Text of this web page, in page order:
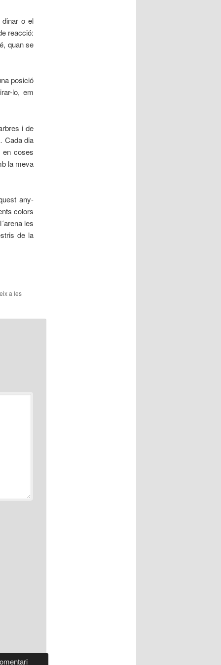
dinar o el
reacció:
quan se
posició
lo, em
i de
Cada dia
coses
la meva
any-
colors
les
de la
a les